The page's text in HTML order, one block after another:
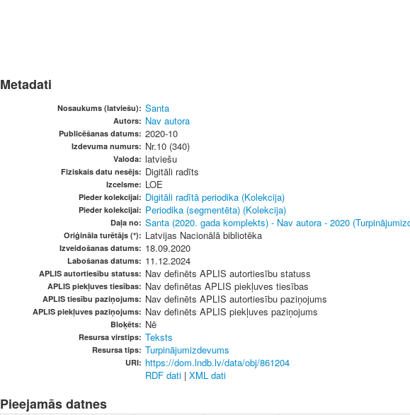
Metadati
Nosaukums (latviešu): Santa
Autors: Nav autora
Publicēšanas datums: 2020-10
Izdevuma numurs: Nr.10 (340)
Valoda: latviešu
Fiziskais datu nesējs: Digitāli radīts
Izcelsme: LOE
Pieder kolekcijai: Digitāli radītā periodika (Kolekcija)
Pieder kolekcijai: Periodika (segmentēta) (Kolekcija)
Daļa no: Santa (2020. gada komplekts) - Nav autora - 2020
Oriģināla turētājs (*): Latvijas Nacionālā bibliotēka
Izveidošanas datums: 18.09.2020
Labošanas datums: 11.12.2024
APLIS autortiesību statuss: Nav definēts APLIS autortiesību statuss
APLIS piekļuves tiesības: Nav definētas APLIS piekļuves tiesības
APLIS tiesību paziņojums: Nav definēts APLIS autortiesību paziņojums
APLIS piekļuves paziņojums: Nav definēts APLIS piekļuves paziņojums
Bloķēts: Nē
Resursa virstips: Teksts
Resursa tips: Turpinājumizdevums
URI: https://dom.lndb.lv/data/obj/861204
RDF dati | XML dati
Pieejamās datnes